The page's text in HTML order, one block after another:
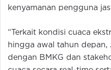
kenyamanan pengguna
“Terkait kondisi cuaca
hingga awal tahun depan,
dengan BMKG dan